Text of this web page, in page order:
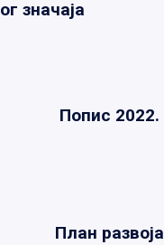
значаја
Попис 2022.
План развоја